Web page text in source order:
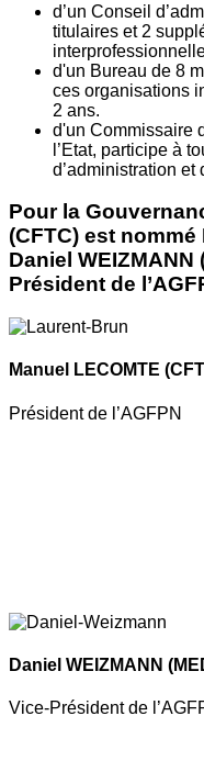
d’un Conseil
titulaires et 2
d'un Bureau de 8
ces organisations
2 ans.
d'un Commissaire
l’Etat, participe à
d’administration et
Pour la
(CFTC) est nommé
Daniel WEIZMANN
Président de
Manuel LECOMTE
Président de l’AGFPN
Daniel WEIZMANN
Vice-Président de